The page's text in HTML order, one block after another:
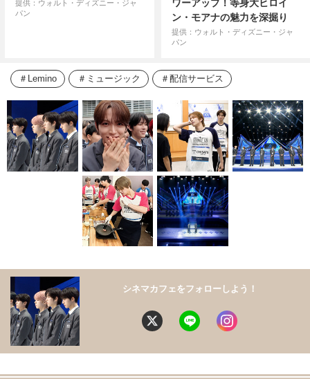
提供：ウォルト・ディズニー・ジャ
パン
ワーアップ！等身大ヒロイ
ン・モアナの魅力を深掘り
提供：ウォルト・ディズニー・ジャ
パン
Lemino ミュージック 配信サービス
シネマカフェをフォローしよう！